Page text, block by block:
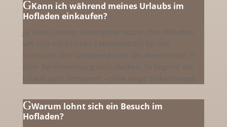
Kann ich während meines Urlaubs im
Hofladen einkaufen?
Ja. Viele unserer Feriengäste nutzen den Hofladen,
um sich mit frischen Lebensmitteln für das
Frühstück, den Grillabend oder das Abendessen in
ihrer Ferienwohnung einzudecken. So beginnt der
Urlaub ganz entspannt – ohne lange Einkaufswege.
Warum lohnt sich ein Besuch im
Hofladen?